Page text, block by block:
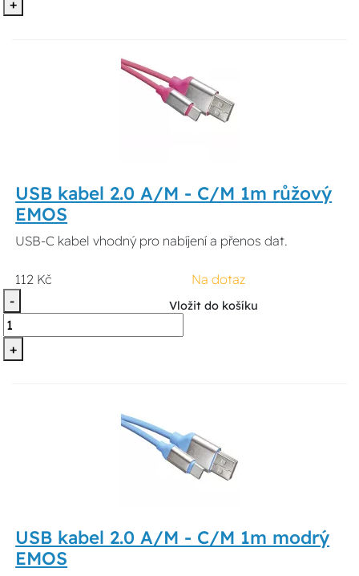
+
USB kabel 2.0 A/M - C/M 1m růžový
EMOS
USB-C kabel vhodný pro nabíjení a přenos dat.
112 Kč
Na dotaz
-
+
Vložit do košíku
USB kabel 2.0 A/M - C/M 1m modrý
EMOS